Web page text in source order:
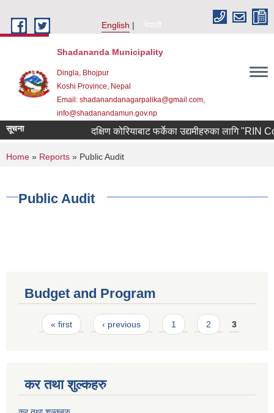
English
नेपाली
Shadananda Municipality
Dingla, Bhojpur
Koshi Province, Nepal
Email: shadanandanagarpalika@gmail.com,
info@shadanandamun.gov.np
सूचना दक्षिण कोरियाबाट फर्केका उद्यमीहरुका लागि "RIN
You are here
Home » Reports » Public Audit
Public Audit
Budget and Program
Pages
« first ‹ previous 1 2 3
कर तथा शुल्कहरु